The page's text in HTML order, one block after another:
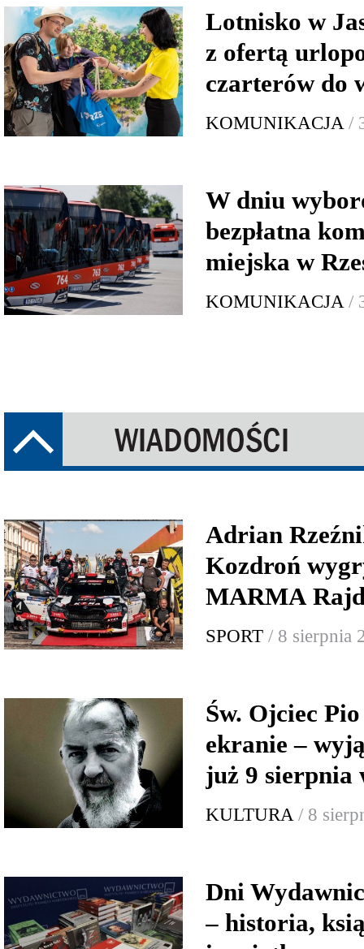
Lotnisko w
z ofertą
czarterów do
KOMUNIKACJA /
W dniu
bezpłatna
miejska w
KOMUNIKACJA /
Adrian
Kozdroń
MARMA
SPORT / 8 sierpnia
Św. Ojciec
ekranie –
już 9 sierpnia
KULTURA / 8
Dni
– historia,